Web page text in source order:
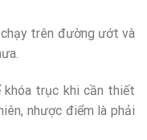
trên đường ướt và
khóa trục khi cần thiết
nhược điểm là phải